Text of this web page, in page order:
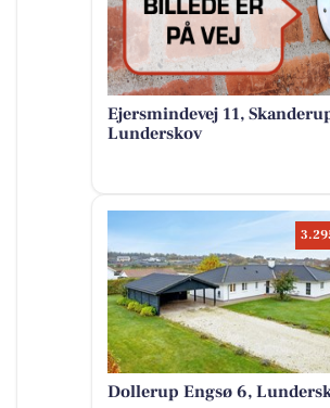
Ejersmindevej 11,
Lunderskov
Dollerup Engsø 6,